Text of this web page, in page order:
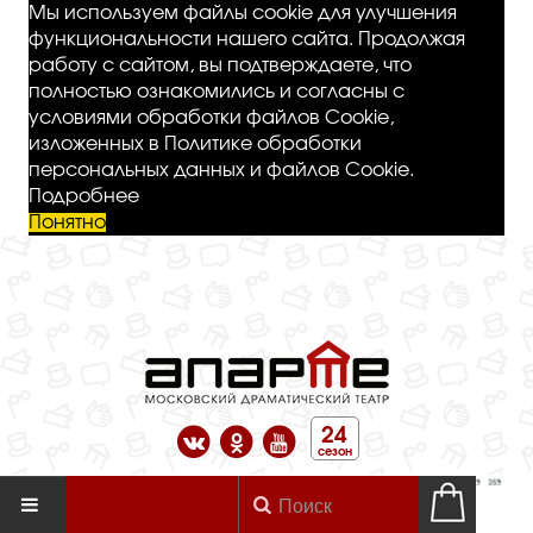
Мы используем файлы cookie для улучшения
функциональности нашего сайта. Продолжая
работу с сайтом, вы подтверждаете, что
полностью ознакомились и согласны с
условиями обработки файлов Cookie,
изложенных в Политике обработки
персональных данных и файлов Cookie.
Подробнее
Понятно
24
сезон